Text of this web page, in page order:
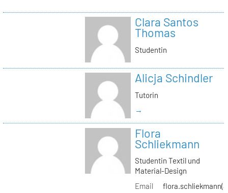
Clara Santos
Thomas
Studentin
Alicja Schindler
Tutorin
→
Flora
Schliekmann
Studentin Textil und
Material-Design
Email